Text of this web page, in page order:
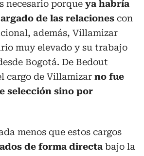
necesario porque ya habría
de las relaciones con
además, Villamizar
muy elevado y su trabajo
Bogotá. De Bedout
cargo de Villamizar no fue
selección sino por
menos que estos cargos
de forma directa bajo la